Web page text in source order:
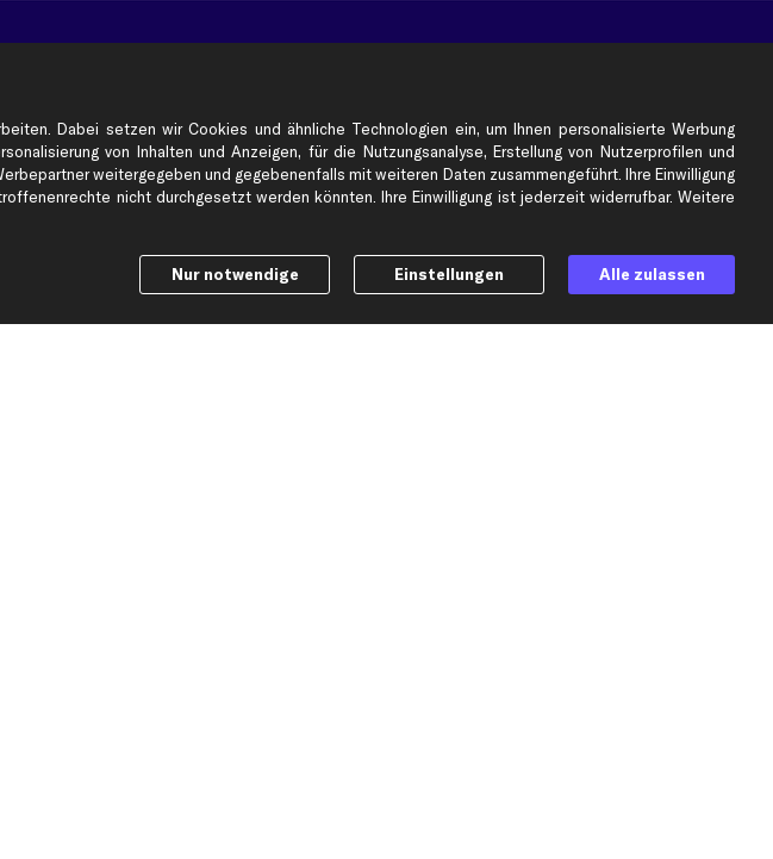
Bremsbeläge
Bremssattel
Bremsscheiben
Lichtmaschine
Ölfilter
Querlenker
Stoßdämpfer
BMW Ersatzteile
Ford Ersatzteile
Mercedes-Benz Ersatzteile
Opel Ersatzteile
Renault Ersatzteile
Seat Ersatzteile
Skoda Ersatzteile
Dabei setzen wir Cookies und ähnliche Technologien ein, um Ihnen personalisierte Werbung
von Inhalten und Anzeigen, für die Nutzungsanalyse, Erstellung von Nutzerprofilen und
weitergegeben und gegebenenfalls mit weiteren Daten zusammengeführt. Ihre Einwilligung
nicht durchgesetzt werden könnten. Ihre Einwilligung ist jederzeit widerrufbar. Weitere
Nur notwendige Einstellungen Alle zulassen